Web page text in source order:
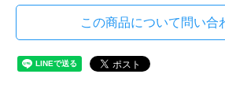
この商品について問い合